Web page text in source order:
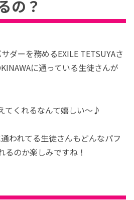
の？
ダーを務めるEXILE TETSUYAさ
に通っている生徒さんが
てくれるなんて嬉しい〜♪
われてる生徒さんもどんなパフ
るのか楽しみですね！